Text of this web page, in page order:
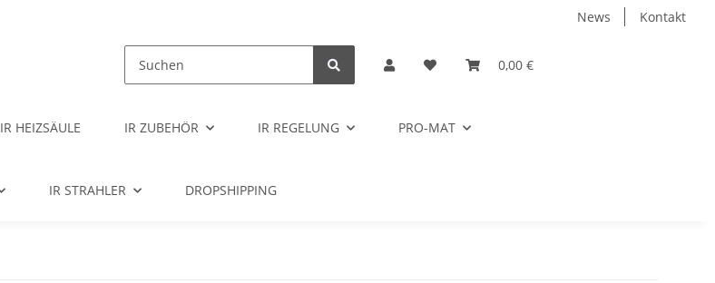
News Kontakt
0,00 €
IR HEIZSÄULE IR ZUBEHÖR IR REGELUNG PRO-MAT
IR STRAHLER DROPSHIPPING